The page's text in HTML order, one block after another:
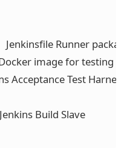
Jenkinsfile Runner
Docker image for
Acceptance Test Harness
Build Slave